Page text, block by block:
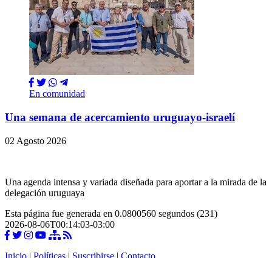
En comunidad
Una semana de acercamiento uruguayo-israelí
02 Agosto 2026
Una agenda intensa y variada diseñada para aportar a la mirada de la
delegación uruguaya
Esta página fue generada en 0.0800560 segundos (231)
2026-08-06T00:14:03-03:00
Inicio | Políticas | Suscribirse | Contacto